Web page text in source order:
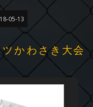
05-13
かわさき大会